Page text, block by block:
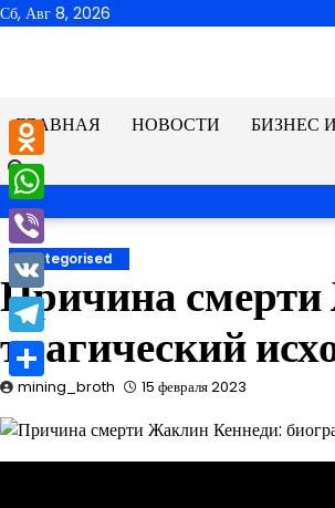
Перейти
Сб, Авг 8, 2026
ГЛАВНАЯ
НОВОСТИ БИЗНЕС
Uncategorised
Причина
трагический
mining_broth 15 февраля 2023
Odnoklassniki
WhatsApp
Viber
VK
Telegram
Отправить